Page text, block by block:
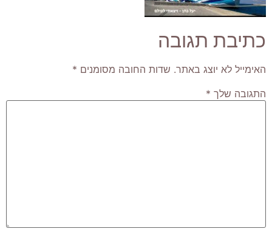
כתיבת תגובה
האימייל לא יוצג באתר. שדות החובה מסומנים *
התגובה שלך *